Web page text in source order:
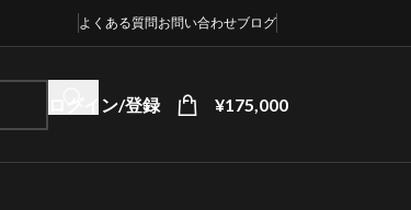
よくある質問お問い合わせブログ
ログイン/登録 ¥175,000